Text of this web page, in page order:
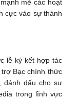
mẽ các hoạt
cực vào sự thành
lễ ký kết hợp tác
Bạc chính thức
đánh dấu cho sự
trong lĩnh vực